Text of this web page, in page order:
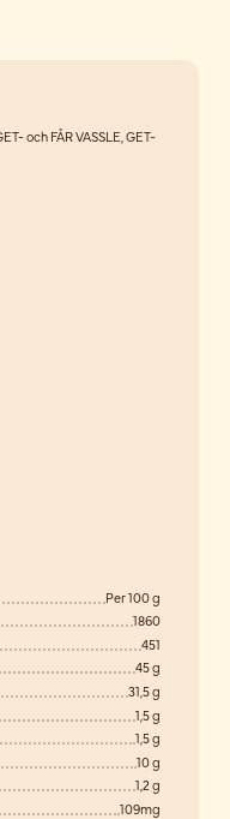
och FÅR VASSLE, GET-
Per 100 g
1860
451
45 g
31,5 g
1,5 g
1,5 g
10 g
1,2 g
109mg